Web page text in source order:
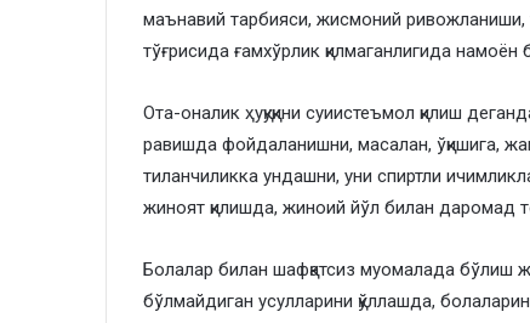
маънавий тарбияси, жисмоний
тўғрисида ғамхўрлик қилмаганлигида намоён
Ота-оналик ҳуқуқини суиистеъмол қилиш
равишда фойдаланишни, масалан, ўқишига,
тиланчиликка ундашни, уни спиртли
жиноят қилишда, жиноий йўл билан даромад
Болалар билан шафқатсиз муомалада бўлиш
бўлмайдиган усулларини қўллашда,